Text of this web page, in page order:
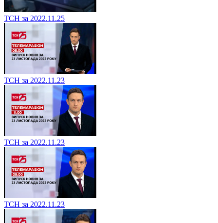
ТСН за 2022.11.25
ТСН за 2022.11.23
ТСН за 2022.11.23
ТСН за 2022.11.23